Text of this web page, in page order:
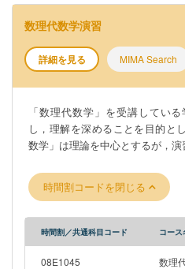
数理代数学演習
詳細を見る MIMA Search
「数理代数学」を受講してい
し，理解を深めることを目的と
数学」は理論を中心とするが，演
時間割コードを閉じる
時間割／共通科目コード コース
08E1045
数理